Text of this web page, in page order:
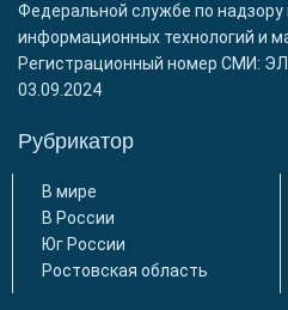
Федеральной службе по надзору
информационных технологий и
Регистрационный номер СМИ:
03.09.2024
Рубрикатор
В мире
В России
Юг России
Ростовская область